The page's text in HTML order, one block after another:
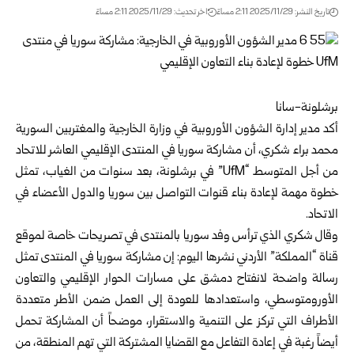
تاريخ النشر: 2025/11/29 2:11 مساءً اخر تحديث: 2025/11/29 2:11 مساءً
برشلونة-سانا
أكد مدير إدارة الشؤون الأوروبية في وزارة الخارجية والمغتربين السورية
محمد براء شكري، أن مشاركة سوريا في المنتدى الإقليمي العاشر للاتحاد
من أجل المتوسط “UfM” في برشلونة، بعد سنوات من الغياب، تمثل
خطوة مهمة لإعادة بناء قنوات التواصل بين سوريا والدول الأعضاء في
الاتحاد.
وقال شكري الذي ترأس وفد سوريا بالمنتدى في تصريحات خاصة لموقع
قناة “المملكة” الأردني نشرها اليوم: إن مشاركة سوريا في المنتدى تمثل
رسالة واضحة لانفتاح دمشق على مسارات الحوار الإقليمي والتعاون
الأورومتوسطي، واستعدادها للعودة إلى العمل ضمن الأطر متعددة
الأطراف التي تركز على التنمية والاستقرار، موضحاً أن المشاركة تحمل
أيضاً رغبة في إعادة التفاعل مع القضايا المشتركة التي تهم المنطقة، من